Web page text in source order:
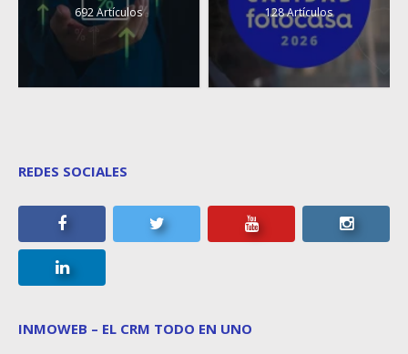
692 Artículos 128 Artículos
REDES SOCIALES
INMOWEB – EL CRM TODO EN UNO